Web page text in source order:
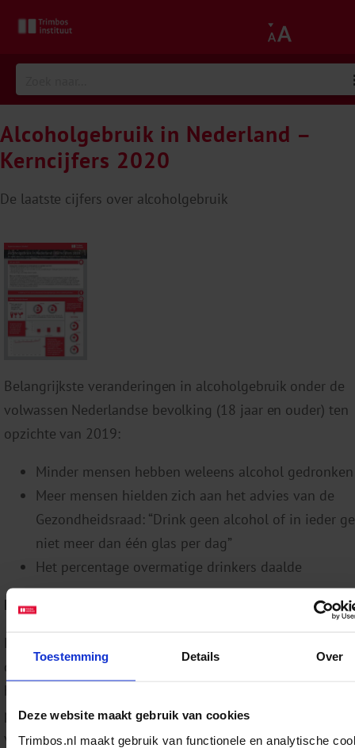
Toestemming Details Over
Deze website maakt gebruik van cookies
Trimbos.nl maakt gebruik van functionele en analytische
Alcoholgebruik in Nederland –
Kerncijfers 2020
De laatste cijfers over alcoholgebruik
Belangrijkste veranderingen in alcoholgebruik onder de
volwassen Nederlandse bevolking (18 jaar en ouder) ten
opzichte van 2019:
Minder mensen hebben weleens alcohol gedronken
Meer mensen hielden zich aan het advies van de
Gezondheidsraad: “Drink geen alcohol of in ieder
niet meer dan één glas per dag”
Het percentage overmatige drinkers daalde
Effect van COVID-19 en de coronamaatregelen
Het jaar 2020 stond grotendeels in het teken van de
coronacrisis en de coronamaatregelen, die een effect
hebben gehad op het alcoholgebruik. Zo was de horeca
perioden gesloten voor consumptie op locatie. In
veranderingen in alcoholgebruik in 2020 toe te